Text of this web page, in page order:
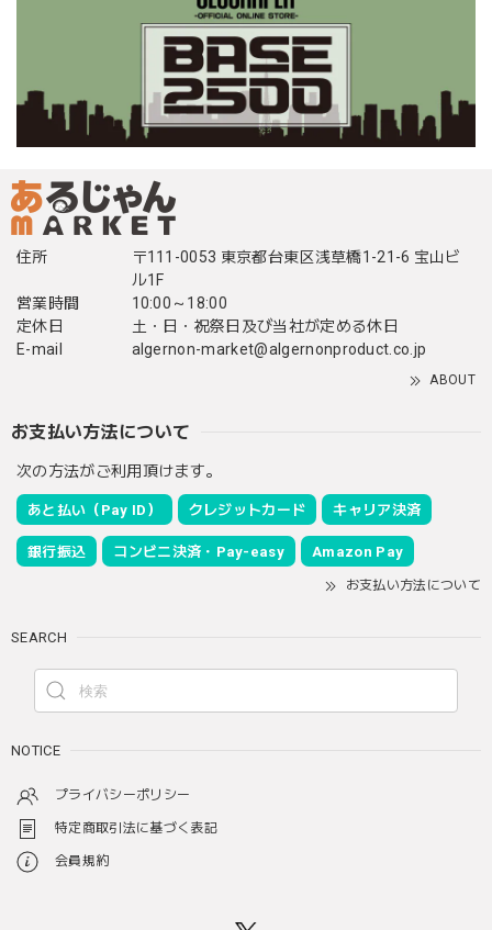
住所
〒111-0053 東京都台東区浅草橋1-21-6 宝山ビ
ル1F
営業時間
10:00～18:00
定休日
土・日・祝祭日及び当社が定める休日
E-mail
algernon-market@algernonproduct.co.jp
ABOUT
お支払い方法について
次の方法がご利用頂けます。
あと払い（Pay ID） クレジットカード キャリア決済
銀行振込 コンビニ決済・Pay-easy Amazon Pay
お支払い方法について
SEARCH
NOTICE
プライバシーポリシー
特定商取引法に基づく表記
会員規約